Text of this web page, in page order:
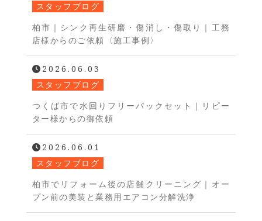
スタッフブログ
柏市｜シンク再生研磨・傷消し・傷取り｜工務
店様からのご依頼〈施工事例〉
2026.06.03
スタッフブログ
つくば市で水回りフリーパックセット｜リピー
ター様からの御依頼
2026.06.01
スタッフブログ
柏市でリフォーム後の店舗クリーニング｜オー
プン前の美装と業務用エアコン分解洗浄